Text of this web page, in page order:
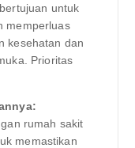
untuk
memperluas
kesehatan dan
Prioritas
rumah sakit
memastikan